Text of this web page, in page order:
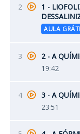
2
1 -
AULA
3
2 - A
19:42
4
3 - A
23:51